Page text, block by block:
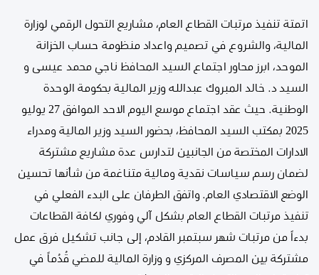
اتمتة تنفيذ مرتبات القطاع العام، مشاريع التحول الرقمي لوزارة
المالية، والشروع في تصميم واعداد منظومة حساب الخزانة
الموحد، ابرز محاور اجتماع السيد المحافظ ناجي محمد عيسى و
السيد د. خالد المبروك عبدالله وزير المالية بحكومة الوحدة
الوطنية. حيث عقد اجتماع موسع اليوم الاحد الموافق 27 يوليو
2025 بمكتب السيد المحافظ، بحضور السيد وزير المالية ومدراء
الادارات المختصة من الجانبين لتدارس عدة مشاريع مشتركة
لضمان رسم سياسات نقدية ومالية متناغمة من شأنها تحسين
الوضع الاقتصادي العام. واتفق الطرفان على البدء الفعلي في
تنفيذ مرتبات القطاع العام بشكل آلي وفوري لكافة القطاعات
بدءاً من مرتبات شهر سبتمبر القادم، إلى جانب تشكيل فرق عمل
مشتركة بين المصرف المركزي و وزارة المالية للمضي قُدُماً في